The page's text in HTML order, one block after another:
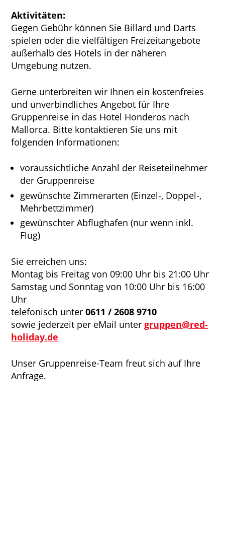
Aktivitäten:
Gegen Gebühr können Sie Billard und Darts
spielen oder die vielfältigen Freizeitangebote
außerhalb des Hotels in der näheren
Umgebung nutzen.
Gerne unterbreiten wir Ihnen ein kostenfreies
und unverbindliches Angebot für Ihre
Gruppenreise in das Hotel Honderos nach
Mallorca. Bitte kontaktieren Sie uns mit
folgenden Informationen:
voraussichtliche Anzahl der Reiseteilnehmer
der Gruppenreise
gewünschte Zimmerarten (Einzel-, Doppel-,
Mehrbettzimmer)
gewünschter Abflughafen (nur wenn inkl.
Flug)
Sie erreichen uns:
Montag bis Freitag von 09:00 Uhr bis 21:00 Uhr
Samstag und Sonntag von 10:00 Uhr bis 16:00
Uhr
telefonisch unter0611 / 2608 9710
sowie jederzeit per eMail untergruppen@red-
holiday.de
Unser Gruppenreise-Team freut sich auf Ihre
Anfrage.